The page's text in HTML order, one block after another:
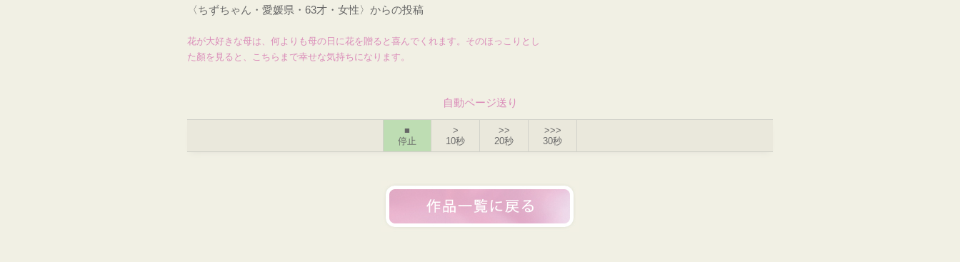
〈ちずちゃん・愛媛県・63才・女性〉からの投稿
花が大好きな母は、何よりも母の日に花を贈ると喜んでくれます。そのほっこりとし
た顏を見ると、こちらまで幸せな気持ちになります。
自動ページ送り
■
停止
>
10秒
>>
20秒
>>>
30秒